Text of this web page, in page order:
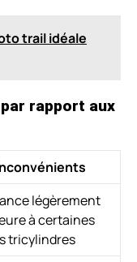
trail idéale
rapport aux
légèrement
à certaines
tricylindres